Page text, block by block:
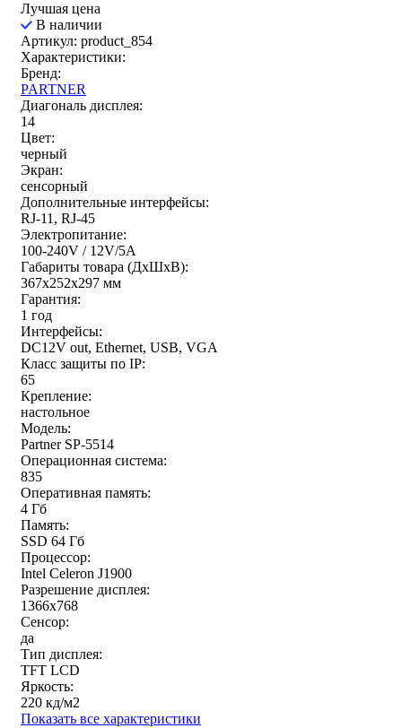
Лучшая цена
В наличии
Артикул: product_854
Характеристики:
Бренд:
PARTNER
Диагональ дисплея:
14
Цвет:
черный
Экран:
сенсорный
Дополнительные интерфейсы:
RJ-11, RJ-45
Электропитание:
100-240V / 12V/5A
Габариты товара (ДxШxВ):
367х252х297 мм
Гарантия:
1 год
Интерфейсы:
DC12V out, Ethernet, USB, VGA
Класс защиты по IP:
65
Крепление:
настольное
Модель:
Partner SP-5514
Операционная система:
835
Оперативная память:
4 Гб
Память:
SSD 64 Гб
Процессор:
Intel Celeron J1900
Разрешение дисплея:
1366x768
Сенсор:
да
Тип дисплея:
TFT LCD
Яркость:
220 кд/м2
Показать все характеристики